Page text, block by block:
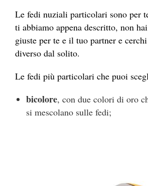
Le fedi nuziali particolari sono per
ti abbiamo appena descritto, non
giuste per te e il tuo partner e
diverso dal solito.
Le fedi più particolari che puoi
bicolore, con due colori di oro
si mescolano sulle fedi;